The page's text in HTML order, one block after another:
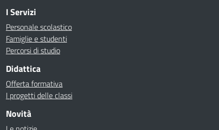
I Servizi
Personale scolastico
Famiglie e studenti
Percorsi di studio
Didattica
Offerta formativa
I progetti delle classi
Novità